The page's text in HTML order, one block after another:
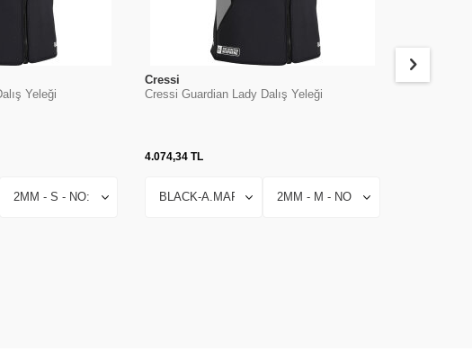
Yeleği
Cressi
Cressi Guardian Lady Dalış Yeleği
4.074,34TL
Cressi